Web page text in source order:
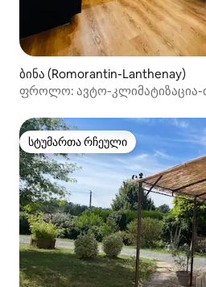
ბინა (Romorantin-Lanthenay)
ფროლო: ავტო-
სტუმართა რჩეული
სტუმართა რჩეული